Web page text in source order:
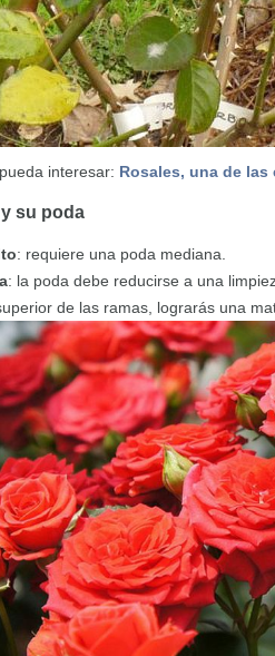
interesar: Rosales, una de
su poda
: requiere una poda mediana.
: la poda debe reducirse a una
de las ramas, lograrás una